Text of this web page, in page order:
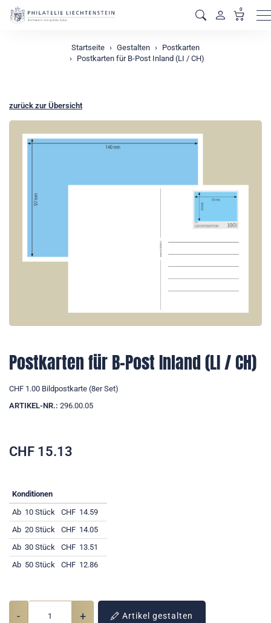
0
Startseite Gestalten
Postkarten
Postkarten für B-Post Inland (LI / CH)
zurück zur Übersicht
Postkarten für B-Post Inland (LI / CH)
CHF 1.00 Bildpostkarte (8er Set)
ARTIKEL-NR.: 296.00.05
CHF 15.13
Konditionen
Ab 10 Stück CHF 14.59
Ab 20 Stück CHF 14.05
Ab 30 Stück CHF 13.51
Ab 50 Stück CHF 12.86
- + Artikel gestalten